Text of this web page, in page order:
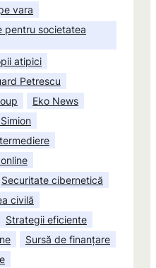
vara
pentru societatea
atipici
Petrescu
Eko News
Securitate cibernetică
civilă
Strategii eficiente
Sursă de finanțare